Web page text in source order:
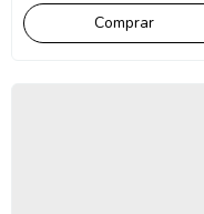
Comprar